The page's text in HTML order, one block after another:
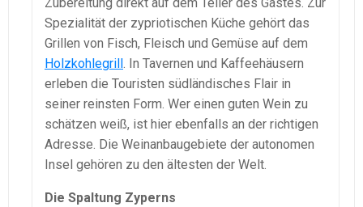
Zubereitung direkt auf dem Teller des Gastes. Zur
Spezialität der zypriotischen Küche gehört das
Grillen von Fisch, Fleisch und Gemüse auf dem
Holzkohlegrill . In Tavernen und Kaffeehäusern
erleben die Touristen südländisches Flair in
seiner reinsten Form. Wer einen guten Wein zu
schätzen weiß, ist hier ebenfalls an der richtigen
Adresse. Die Weinanbaugebiete der autonomen
Insel gehören zu den ältesten der Welt.
Die Spaltung Zyperns